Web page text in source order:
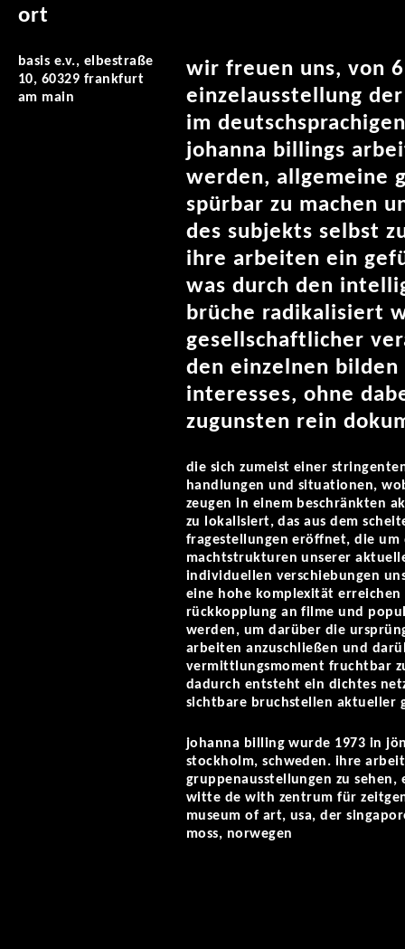
ort
basis e.v., elbestraße
10, 60329 frankfurt
am main
wir freuen uns, von
einzelausstellung
im
johanna billings
werden, allgemeine
spürbar zu machen
des subjekts selbst
ihre arbeiten ein
was durch den
brüche radikalisiert
gesellschaftlicher
den einzelnen
interesses, ohne
zugunsten rein
die sich zumeist einer
handlungen und situationen,
zeugen in einem beschränkten
zu lokalisiert, das aus dem
fragestellungen eröffnet, die
machtstrukturen unserer
individuellen verschiebungen
eine hohe komplexität
rückkopplung an filme und
werden, um darüber die
arbeiten anzuschließen und
vermittlungsmoment fruchtbar
dadurch entsteht ein dichtes
sichtbare bruchstellen aktueller
johanna billing wurde 1973 in
stockholm, schweden. ihre
gruppenausstellungen zu
witte de with zentrum für
museum of art, usa, der
moss, norwegen